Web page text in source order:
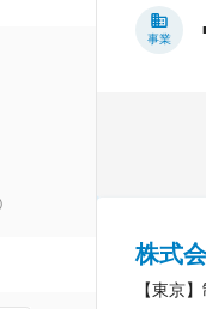
)
事業
株式
【東京